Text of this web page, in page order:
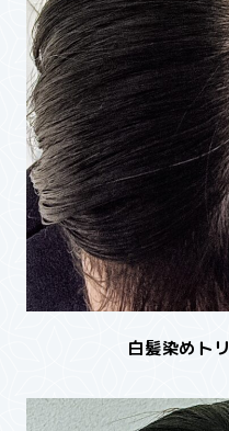
白髪染めト